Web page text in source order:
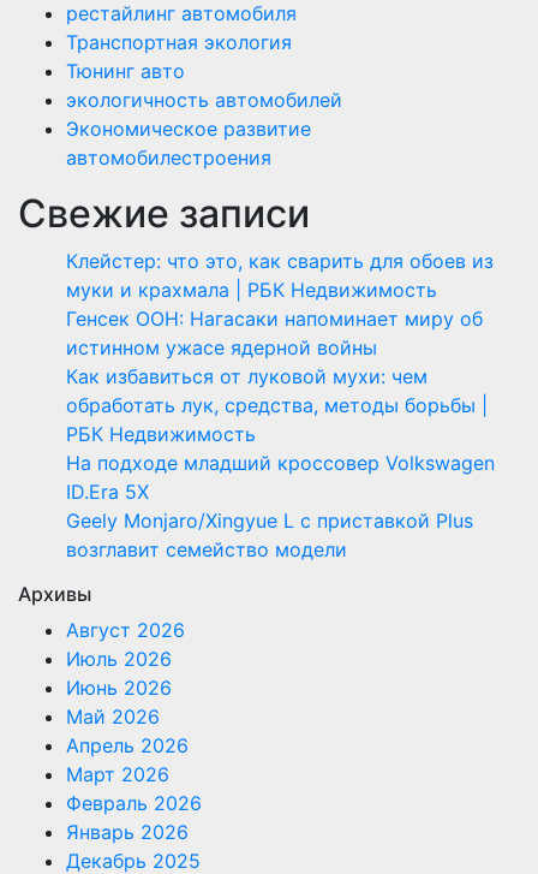
рестайлинг автомобиля
Транспортная экология
Тюнинг авто
экологичность автомобилей
Экономическое развитие
автомобилестроения
Свежие записи
Клейстер: что это, как сварить для обоев из
муки и крахмала | РБК Недвижимость
Генсек ООН: Нагасаки напоминает миру об
истинном ужасе ядерной войны
Как избавиться от луковой мухи: чем
обработать лук, средства, методы борьбы |
РБК Недвижимость
На подходе младший кроссовер Volkswagen
ID.Era 5X
Geely Monjaro/Xingyue L с приставкой Plus
возглавит семейство модели
Архивы
Август 2026
Июль 2026
Июнь 2026
Май 2026
Апрель 2026
Март 2026
Февраль 2026
Январь 2026
Декабрь 2025